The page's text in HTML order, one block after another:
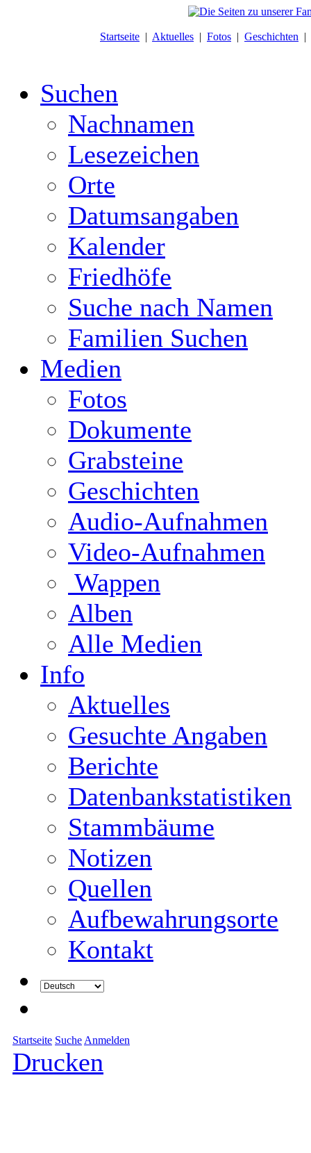
Startseite | Aktuelles | Fotos | Geschichten |
Suchen
Nachnamen
Lesezeichen
Orte
Datumsangaben
Kalender
Friedhöfe
Suche nach Namen
Familien Suchen
Medien
Fotos
Dokumente
Grabsteine
Geschichten
Audio-Aufnahmen
Video-Aufnahmen
Wappen
Alben
Alle Medien
Info
Aktuelles
Gesuchte Angaben
Berichte
Datenbankstatistiken
Stammbäume
Notizen
Quellen
Aufbewahrungsorte
Kontakt
Startseite Suche Anmelden
Drucken